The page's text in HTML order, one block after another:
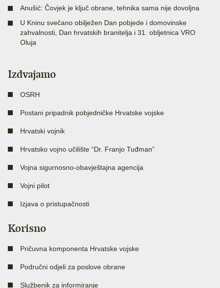
Anušić: Čovjek je ključ obrane, tehnika sama nije dovoljna
U Kninu svečano obilježen Dan pobjede i domovinske
zahvalnosti, Dan hrvatskih branitelja i 31. obljetnica VRO
Oluja
Izdvajamo
OSRH
Postani pripadnik pobjedničke Hrvatske vojske
Hrvatski vojnik
Hrvatsko vojno učilište “Dr. Franjo Tuđman”
Vojna sigurnosno-obavještajna agencija
Vojni pilot
Izjava o pristupačnosti
Korisno
Pričuvna komponenta Hrvatske vojske
Područni odjeli za poslove obrane
Službenik za informiranje